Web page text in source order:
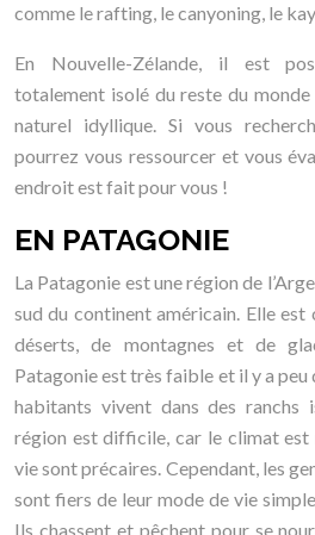
comme le rafting, le canyoning, le
En Nouvelle-Zélande, il est
totalement isolé du reste du
naturel idyllique. Si vous
pourrez vous ressourcer et vous
endroit est fait pour vous !
EN PATAGONIE
La Patagonie est une région de
sud du continent américain. Elle est
déserts, de montagnes et de
Patagonie est très faible et il y a peu
habitants vivent dans des ranchs
région est difficile, car le climat
vie sont précaires. Cependant, les
sont fiers de leur mode de vie
Ils chassent et pêchent pour se